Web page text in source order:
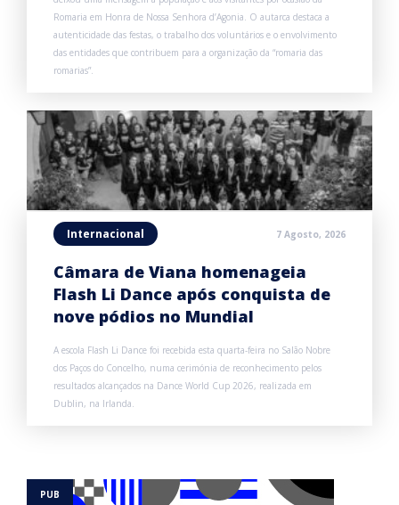
Romaria em Honra de Nossa Senhora d’Agonia. O autarca destaca a
autenticidade das festas, o trabalho dos voluntários e o envolvimento
das entidades que contribuem para a organização da “romaria das
romarias”.
Internacional 7 Agosto, 2026
Câmara de Viana homenageia
Flash Li Dance após conquista de
nove pódios no Mundial
A escola Flash Li Dance foi recebida esta quarta-feira no Salão Nobre
dos Paços do Concelho, numa cerimónia de reconhecimento pelos
resultados alcançados na Dance World Cup 2026, realizada em
Dublin, na Irlanda.